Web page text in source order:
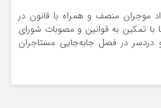
موجران منصف و همراه با قانون در
با تمکین به قوانین و مصوبات شورای
در فصل جابه‌جایی مستاجران